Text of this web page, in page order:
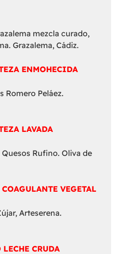
mezcla curado,
Grazalema, Cádiz.
ENMOHECIDA
Romero Peláez.
LAVADA
Rufino. Oliva de
VEGETAL
Arteserena.
CRUDA